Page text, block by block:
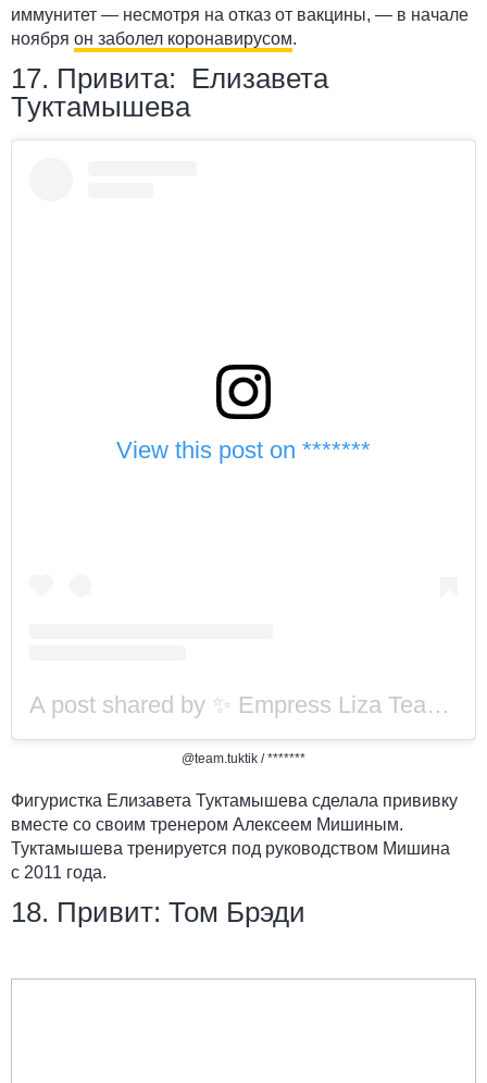
иммунитет — несмотря на отказ от вакцины, — в начале
ноября он заболел коронавирусом.
17. Привита: Елизавета
Туктамышева
View this post on *******
A post shared by ✨ Empress Liza Team (@team.tuktik)
@team.tuktik /*******
Фигуристка Елизавета Туктамышева сделала прививку
вместе со своим тренером Алексеем Мишиным.
Туктамышева тренируется под руководством Мишина
с 2011 года.
18. Привит: Том Брэди